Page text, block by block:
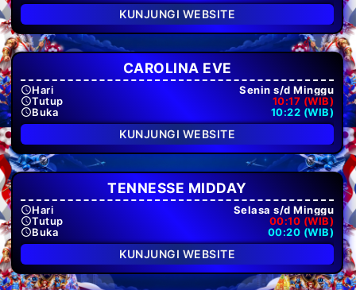
KUNJUNGI WEBSITE
CAROLINA EVE
Hari
Senin s/d Minggu
Tutup
10:17 (WIB)
Buka
10:22 (WIB)
KUNJUNGI WEBSITE
TENNESSE MIDDAY
Hari
Selasa s/d Minggu
Tutup
00:10 (WIB)
Buka
00:20 (WIB)
KUNJUNGI WEBSITE